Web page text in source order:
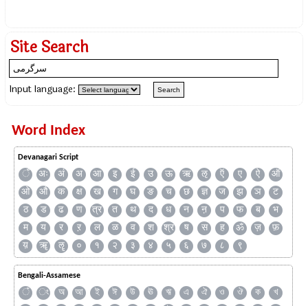
Site Search
Input language:
Word Index
Devanagari Script
ँ अः अं अ आ इ ई उ ऊ ऋ ऌ ऍ ए ऐ
ऑ
ओ
औ क क्ष ख ग घ ङ च छ ज्ञ ज झ ञ
ट
ठ
ड ढ ण त्र त थ द ध न ऩ प फ ब
भ
म
य र ऱ ल ळ व श श्र ष स ह ॐ ज़
फ़
य़
ॠ ॡ ० १ २ ३ ४ ५ ६ ७ ८ ९
Bengali-Assamese
ঁ ং অ আ ই ঈ উ ঊ ঋ এ ঐ ও ঔ ক
খ